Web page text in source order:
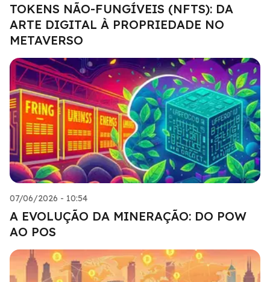
TOKENS NÃO-FUNGÍVEIS (NFTS): DA
ARTE DIGITAL À PROPRIEDADE NO
METAVERSO
07/06/2026 - 10:54
A EVOLUÇÃO DA MINERAÇÃO: DO POW
AO POS